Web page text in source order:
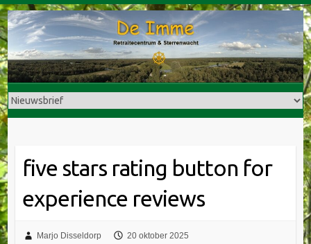
Doorgaan
naar
inhoud
five stars rating button for
experience reviews
Marjo Disseldorp 20 oktober 2025